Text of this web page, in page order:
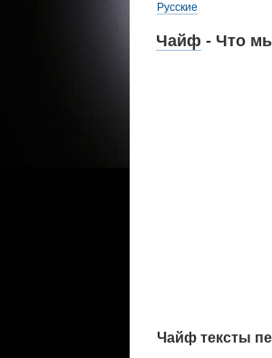
Русские
Чайф - Что
Чайф тексты